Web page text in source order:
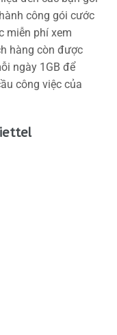
công gói cước
miễn phí xem
hàng còn được
ngày 1GB để
công việc của